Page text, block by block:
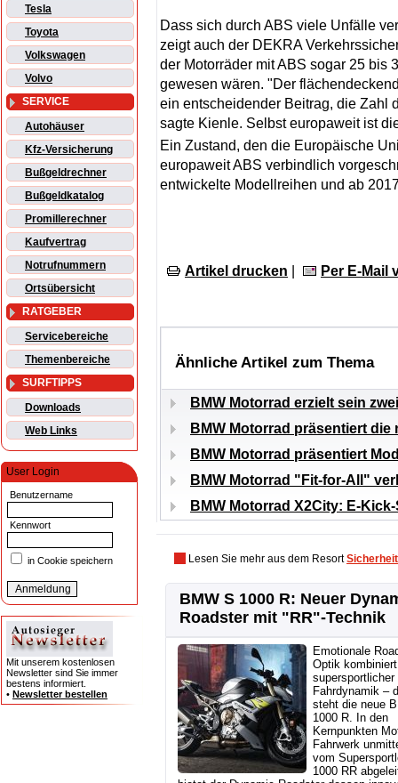
Tesla
Toyota
Volkswagen
Volvo
SERVICE
Autohäuser
Kfz-Versicherung
Bußgeldrechner
Bußgeldkatalog
Promillerechner
Kaufvertrag
Notrufnummern
Ortsübersicht
RATGEBER
Servicebereiche
Themenbereiche
SURFTIPPS
Downloads
Web Links
User Login
Benutzername
Kennwort
in Cookie speichern
Mit unserem kostenlosen
Newsletter sind Sie immer
bestens informiert.
• Newsletter bestellen
Dass sich durch ABS viele Unfälle
zeigt auch der DEKRA
der Motorräder mit ABS sogar 25 bis
gewesen wären. "Der
ein entscheidender Beitrag, die Zahl
sagte Kienle. Selbst europaweit ist
Ein Zustand, den die Europäische
europaweit ABS verbindlich
entwickelte Modellreihen und ab
Artikel drucken Per E-Mail
Ähnliche Artikel zum Thema
BMW Motorrad erzielt sein
BMW Motorrad präsentiert die
BMW Motorrad präsentiert
BMW Motorrad "Fit-for-All"
BMW Motorrad X2City: E-
Lesen Sie mehr aus dem ResortSicherheit
BMW S 1000 R: Neuer
Roadster mit "RR"-Technik
Emotionale
Optik
supersportlicher
Fahrdynamik –
steht die neue
1000 R. In den
Kernpunkten
Fahrwerk
vom
1000 RR